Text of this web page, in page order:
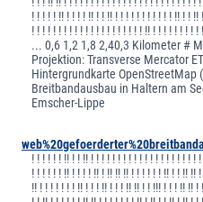
! ! ! ! ! !! ! ! ! ! !! ! ! !! ! ! ! ! ! ! ! ! ! ! ! !! ! !
! ! ! ! ! ! ! ! ! ! ! ! ! ! ! ! ! ! ! ! ! !! ! ! ! ! ! ! ! !
... 0,6 1,2 1,8 2,40,3 Kilometer #
Projektion: Transverse Mercator
Hintergrundkarte OpenStreetMap
Breitbandausbau in Haltern am
Emscher-Lippe
! ! ! ! ! ! !! ! ! !! ! ! ! ! ! ! ! ! ! ! ! ! ! ! ! ! ! ! ! !
! ! ! ! ! ! !! ! ! ! ! !! ! !! !! !! ! ! ! ! ! ! !! ! ! !! !!
!! ! ! ! ! ! ! ! !! ! ! ! !! ! ! ! !! !! ! ! !!! ! ! ! !! !!